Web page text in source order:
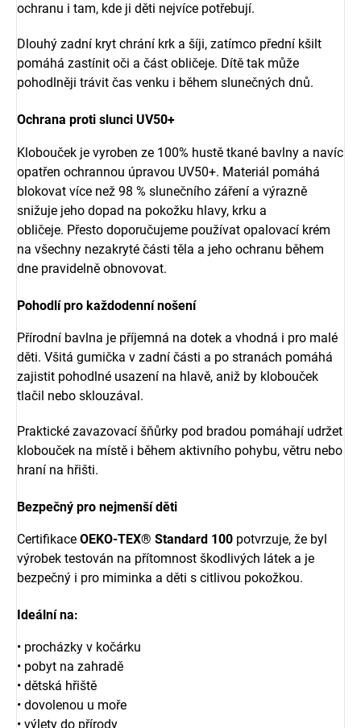
ochranu i tam, kde ji děti nejvíce potřebují.
Dlouhý zadní kryt chrání krk a šíji, zatímco přední kšilt
pomáhá zastínit oči a část obličeje. Dítě tak může
pohodlněji trávit čas venku i během slunečných dnů.
Ochrana proti slunci UV50+
Klobouček je vyroben ze 100% hustě tkané bavlny a navíc
opatřen ochrannou úpravou UV50+. Materiál pomáhá
blokovat více než 98 % slunečního záření a výrazně
snižuje jeho dopad na pokožku hlavy, krku a
obličeje. Přesto doporučujeme používat opalovací krém
na všechny nezakryté části těla a jeho ochranu během
dne pravidelně obnovovat.
Pohodlí pro každodenní nošení
Přírodní bavlna je příjemná na dotek a vhodná i pro malé
děti. Všitá gumička v zadní části a po stranách pomáhá
zajistit pohodlné usazení na hlavě, aniž by klobouček
tlačil nebo sklouzával.
Praktické zavazovací šňůrky pod bradou pomáhají udržet
klobouček na místě i během aktivního pohybu, větru nebo
hraní na hřišti.
Bezpečný pro nejmenší děti
Certifikace OEKO-TEX® Standard 100 potvrzuje, že byl
výrobek testován na přítomnost škodlivých látek a je
bezpečný i pro miminka a děti s citlivou pokožkou.
Ideální na:
• procházky v kočárku
• pobyt na zahradě
• dětská hřiště
• dovolenou u moře
• výlety do přírody